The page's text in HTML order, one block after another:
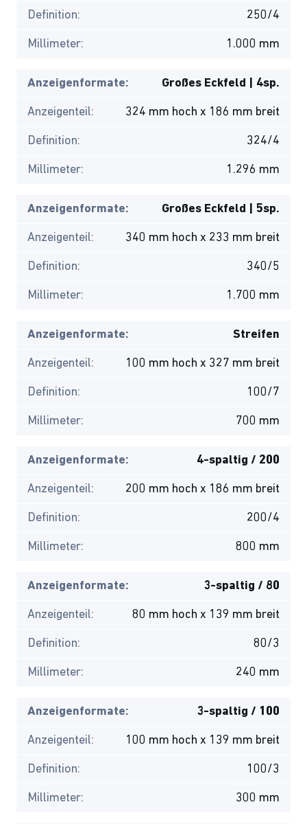
Definition: 250/4
Millimeter: 1.000 mm
Anzeigenformate: Großes Eckfeld | 4sp.
Anzeigenteil: 324 mm hoch x 186 mm breit
Definition: 324/4
Millimeter: 1.296 mm
Anzeigenformate: Großes Eckfeld | 5sp.
Anzeigenteil: 340 mm hoch x 233 mm breit
Definition: 340/5
Millimeter: 1.700 mm
Anzeigenformate: Streifen
Anzeigenteil: 100 mm hoch x 327 mm breit
Definition: 100/7
Millimeter: 700 mm
Anzeigenformate: 4-spaltig / 200
Anzeigenteil: 200 mm hoch x 186 mm breit
Definition: 200/4
Millimeter: 800 mm
Anzeigenformate: 3-spaltig / 80
Anzeigenteil: 80 mm hoch x 139 mm breit
Definition: 80/3
Millimeter: 240 mm
Anzeigenformate: 3-spaltig / 100
Anzeigenteil: 100 mm hoch x 139 mm breit
Definition: 100/3
Millimeter: 300 mm